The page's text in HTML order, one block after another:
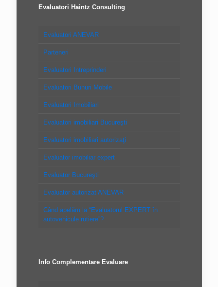
Evaluatori Haintz Consulting
Evaluatori ANEVAR
Parteneri
Evaluatori Intreprinderi
Evaluatori Bunuri Mobile
Evaluatori Imobiliari
Evaluatori imobiliari Bucureşti
Evaluatori imobiliari autorizaţi
Evaluator imobiliar expert
Evaluator Bucureşti
Evaluator autorizat ANEVAR
Când apelăm la “Evaluatorul EXPERT în
autovehicule rutiere”?
Info Complementare Evaluare